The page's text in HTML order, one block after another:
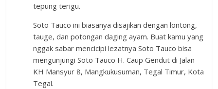
tepung terigu.
Soto Tauco ini biasanya disajikan dengan lontong,
tauge, dan potongan daging ayam. Buat kamu yang
nggak sabar mencicipi lezatnya Soto Tauco bisa
mengunjungi Soto Tauco H. Caup Gendut di Jalan
KH Mansyur 8, Mangkukusuman, Tegal Timur, Kota
Tegal.